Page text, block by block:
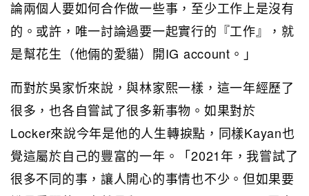
論兩個人要如何合作做一些事，至少工作上是沒有
的。或許，唯一討論過要一起實行的『工作』，就
是幫花生（他倆的愛貓）開IG account。」
而對於吳家忻來說，與林家熙一​​樣，這一年經歷了
很多，也各自嘗試了很多新事物。如果對於
Locker來說今年是他的人生轉捩點，同樣Kayan也
覺這屬於自己的豐富的一年。「2021年，我嘗試了
很多不同的事，讓人開心的事情也不少。但如果要